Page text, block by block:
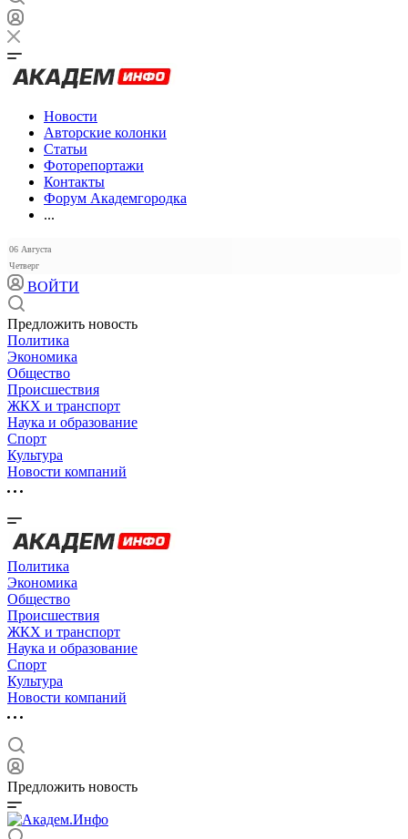
Новости
Авторские колонки
Статьи
Фоторепортажи
Контакты
Форум Академгородка
...
06 Августа
Четверг
ВОЙТИ
Предложить новость
Политика
Экономика
Общество
Происшествия
ЖКХ и транспорт
Наука и образование
Спорт
Культура
Новости компаний
Политика
Экономика
Общество
Происшествия
ЖКХ и транспорт
Наука и образование
Спорт
Культура
Новости компаний
Предложить новость